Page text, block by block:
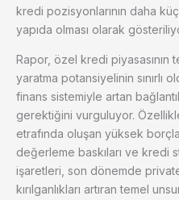
kredi pozisyonlarının daha
yapıda olması olarak
Rapor, özel kredi piyasasının
yaratma potansiyelinin sınırlı
finans sistemiyle artan
gerektiğini vurguluyor.
etrafında oluşan yüksek
değerleme baskıları ve kredi
işaretleri, son dönemde
kırılganlıkları artıran temel